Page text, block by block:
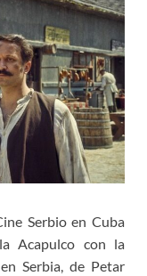
Serbio en Cuba
Acapulco con la
Serbia, de Petar